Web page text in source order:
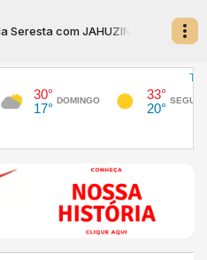
com JAHUZINHO das 04:00 às